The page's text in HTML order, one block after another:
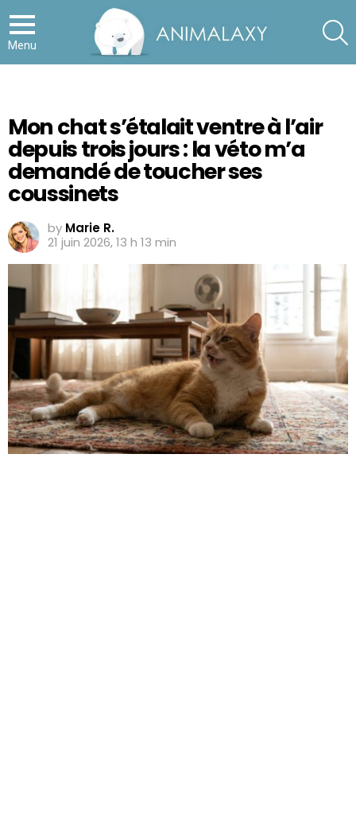
Menu
Mon chat s’étalait ventre à l’air
depuis trois jours : la véto m’a
demandé de toucher ses
coussinets
by Marie R.
21 juin 2026, 13 h 13 min